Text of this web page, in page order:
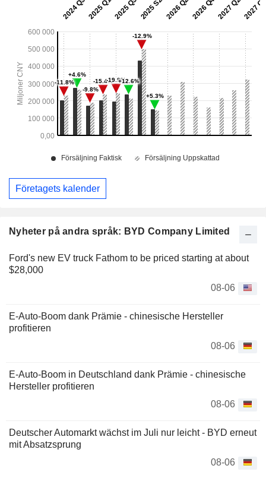
Nyheter på andra språk: BYD Company Limited
Ford's new EV truck Fathom to be priced starting at about
$28,000
08-06
E-Auto-Boom dank Prämie - chinesische Hersteller
profitieren
08-06
E-Auto-Boom in Deutschland dank Prämie - chinesische
Hersteller profitieren
08-06
Deutscher Automarkt wächst im Juli nur leicht - BYD erneut
mit Absatzsprung
08-06
Företagets kalender